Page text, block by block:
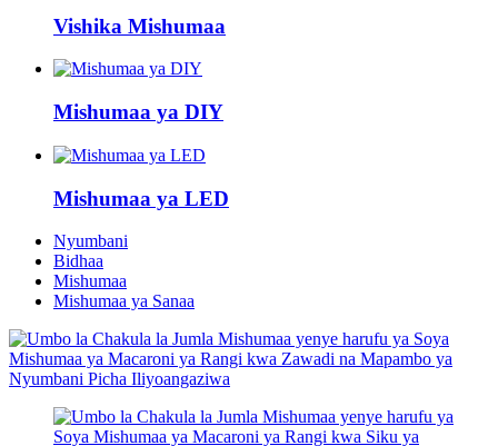
Vishika Mishumaa
Mishumaa ya DIY
Mishumaa ya LED
Nyumbani
Bidhaa
Mishumaa
Mishumaa ya Sanaa